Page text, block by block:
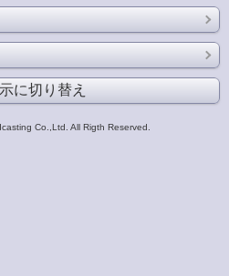
に切り替え
Co.,Ltd. All Rigth Reserved.